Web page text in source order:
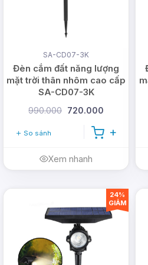
lượng mặt
ngọn lửa CD22:
Tiết kiệm điện: Sử dụng
SA-CD07-3K
Đèn cắm đất năng lượng
mặt trời thân nhôm cao cấp
SA-CD07-3K
990.000 720.000
So sánh
Xem nhanh
24%
GIẢM